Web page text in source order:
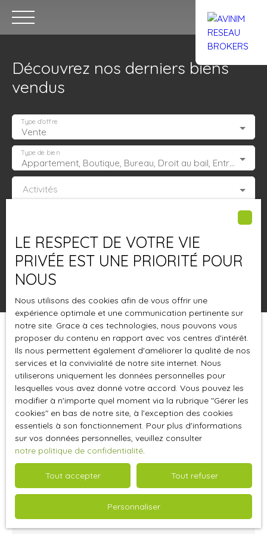
Accueil Acheter Trouver un
Estimation
Découvrez nos derniers biens
vendus
Vente
Type d'offre
Appartement, Boutique, Bureau, Droit au bail, Entrepôt, Fonds de commerce, Hôtel, hébergement, Immeuble, Immobilier Pro, Local commercial, Local professionnel, Local industriel, Magasin, boutique, Terrain Industriel, Terrain Constructible, Transmission d'entreprise
Type de bien
Activités
Budget max (€)
Pertinence
Trier par Créer une alerte
Vendu
LE RESPECT DE VOTRE VIE
PRIVÉE EST UNE PRIORITÉ POUR
NOUS
Nous utilisons des cookies afin de vous offrir une
expérience optimale et une communication pertinente sur
notre site. Grace à ces technologies, nous pouvons vous
proposer du contenu en rapport avec vos centres d'intérêt.
Ils nous permettent également d'améliorer la qualité de nos
services et la convivialité de notre site internet. Nous
utiliserons uniquement les données personnelles pour
lesquelles vous avez donné votre accord. Vous pouvez les
modifier à n'importe quel moment via la rubrique ″Gérer les
cookies″ en bas de notre site, à l'exception des cookies
essentiels à son fonctionnement. Pour plus d'informations
sur vos données personnelles, veuillez consulter
notre politique de confidentialité.
Tout accepter Tout refuser
Personnaliser